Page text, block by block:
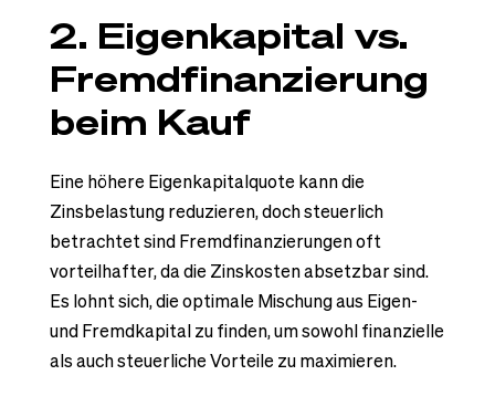
2. Eigenkapital vs.
Fremdfinanzierung
beim Kauf
Eine höhere Eigenkapitalquote kann die
Zinsbelastung reduzieren, doch steuerlich
betrachtet sind Fremdfinanzierungen oft
vorteilhafter, da die Zinskosten absetzbar sind.
Es lohnt sich, die optimale Mischung aus Eigen-
und Fremdkapital zu finden, um sowohl finanzielle
als auch steuerliche Vorteile zu maximieren.